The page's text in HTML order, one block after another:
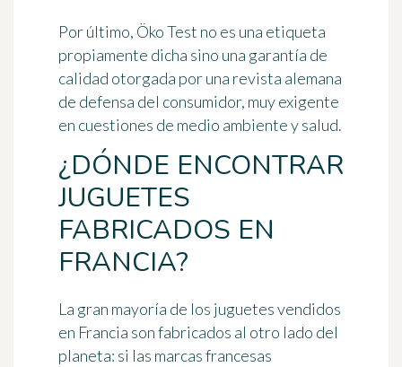
Por último, Öko Test no es una etiqueta
propiamente dicha sino una garantía de
calidad otorgada por una revista alemana
de defensa del consumidor, muy exigente
en cuestiones de medio ambiente y salud.
¿DÓNDE ENCONTRAR
JUGUETES
FABRICADOS EN
FRANCIA?
La gran mayoría de los juguetes vendidos
en Francia sonfabricados al otro lado del
planeta: si las marcas francesas